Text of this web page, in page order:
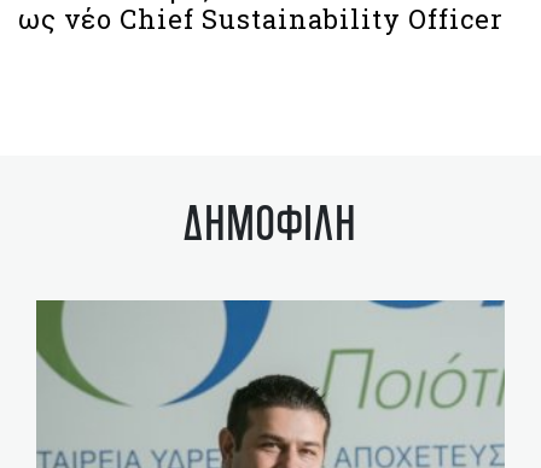
ως νέο Chief Sustainability Officer
ΔΗΜΟΦΙΛΗ